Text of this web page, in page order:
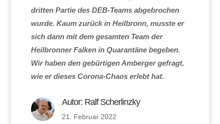
dritten Partie des DEB-Teams abgebrochen
wurde. Kaum zurück in Heilbronn, musste er
sich dann mit dem gesamten Team der
Heilbronner Falken in Quarantäne begeben.
Wir haben den gebürtigen Amberger gefragt,
wie er dieses Corona-Chaos erlebt hat.
Autor: Ralf Scherlinzky
21. Februar 2022